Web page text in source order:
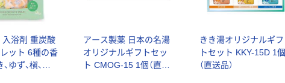
入浴剤 重炭酸
ット 6種の香
ゆず、槇、木
アース製薬 日本の名湯
オリジナルギフトセッ
ト CMOG-15 1個（直送
きき湯オリジナルギフ
トセット KKY-15D 1個
（直送品）